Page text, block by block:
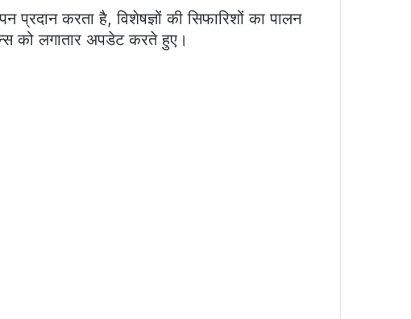
करता है, विशेषज्ञों की सिफारिशों का पालन
को लगातार अपडेट करते हुए।